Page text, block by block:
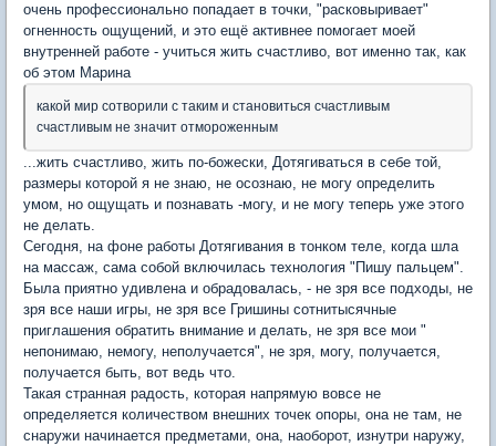
очень профессионально попадает в точки, "расковыривает"
огненность ощущений, и это ещё активнее помогает моей
внутренней работе - учиться жить счастливо, вот именно так, как
об этом Марина
какой мир сотворили с таким и становиться счастливым
счастливым не значит отмороженным
...жить счастливо, жить по-божески, Дотягиваться в себе той,
размеры которой я не знаю, не осознаю, не могу определить
умом, но ощущать и познавать -могу, и не могу теперь уже этого
не делать.
Сегодня, на фоне работы Дотягивания в тонком теле, когда шла
на массаж, сама собой включилась технология "Пишу пальцем".
Была приятно удивлена и обрадовалась, - не зря все подходы, не
зря все наши игры, не зря все Гришины сотнитысячные
приглашения обратить внимание и делать, не зря все мои "
непонимаю, немогу, неполучается", не зря, могу, получается,
получается быть, вот ведь что.
Такая странная радость, которая напрямую вовсе не
определяется количеством внешних точек опоры, она не там, не
снаружи начинается предметами, она, наоборот, изнутри наружу,